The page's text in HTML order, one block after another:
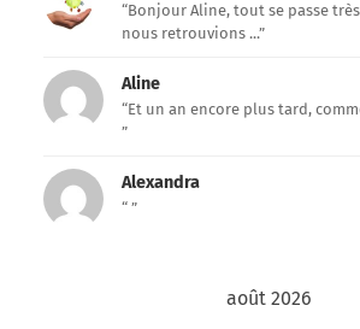
“Bonjour Aline, tout se passe
nous retrouvions ...”
Aline
“Et un an encore plus tard,
”
Alexandra
“ ”
août 2026